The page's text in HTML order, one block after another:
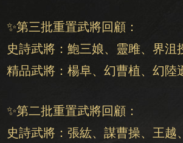
✨第三批重置武將回顧：
史詩武將：鮑三娘、靈雎、界沮
精品武將：楊阜、幻曹植、幻陸
✨第二批重置武將回顧：
史詩武將：張紘、謀曹操、王越